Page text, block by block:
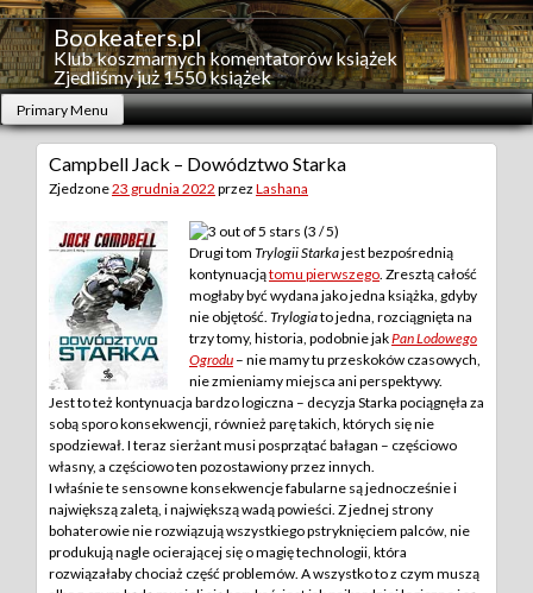
Skip
to
content
Bookeaters.pl
Klub koszmarnych komentatorów książek
Zjedliśmy już 1550 książek
Primary Menu
Campbell Jack – Dowództwo Starka
Zjedzone23 grudnia 2022 przez Lashana
(3 / 5)
Drugi tom Trylogii Starkajest bezpośrednią
kontynuacjątomu pierwszego . Zresztą całość
mogłaby być wydana jako jedna książka, gdyby
nie objętość. Trylogiato jedna, rozciągnięta na
trzy tomy, historia, podobnie jakPan Lodowego
Ogrodu – nie mamy tu przeskoków czasowych,
nie zmieniamy miejsca ani perspektywy.
Jest to też kontynuacja bardzo logiczna – decyzja Starka pociągnęła za
sobą sporo konsekwencji, również parę takich, których się nie
spodziewał. I teraz sierżant musi posprzątać bałagan – częściowo
własny, a częściowo ten pozostawiony przez innych.
I właśnie te sensowne konsekwencje fabularne są jednocześnie i
największą zaletą, i największą wadą powieści. Z jednej strony
bohaterowie nie rozwiązują wszystkiego pstryknięciem palców, nie
produkują nagle ocierającej się o magię technologii, która
rozwiązałaby chociaż część problemów. A wszystko to z czym muszą